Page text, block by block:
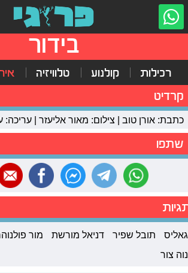
בידור
רכילות קולנוע טלוויזיה
קרדיט
כתבת: אורן טוב | צילום: מאור אליעזר | עריכה:
שתפו
גאליס תובל שפיר דניאל מורשת מור
נוה צור